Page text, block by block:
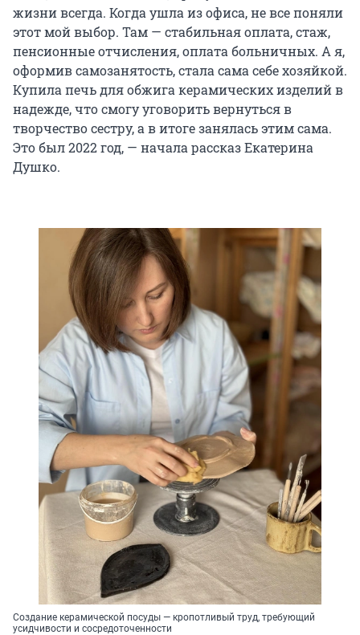
жизни всегда. Когда ушла из офиса, не все поняли
этот мой выбор. Там — стабильная оплата, стаж,
пенсионные отчисления, оплата больничных. А я,
оформив самозанятость, стала сама себе хозяйкой.
Купила печь для обжига керамических изделий в
надежде, что смогу уговорить вернуться в
творчество сестру, а в итоге занялась этим сама.
Это был 2022 год, — начала рассказ Екатерина
Душко.
Создание керамической посуды — кропотливый труд, требующий
усидчивости и сосредоточенности